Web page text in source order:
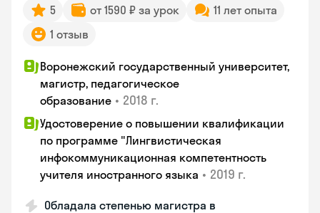
5 от 1590 ₽ за урок
11 лет опыта
1 отзыв
Воронежский государственный университет,
магистр, педагогическое
образование • 2018 г.
Удостоверение о повышении квалификации
по программе "Лингвистическая
инфокоммуникационная компетентность
учителя иностранного языка • 2019 г.
Обладала степенью магистра в